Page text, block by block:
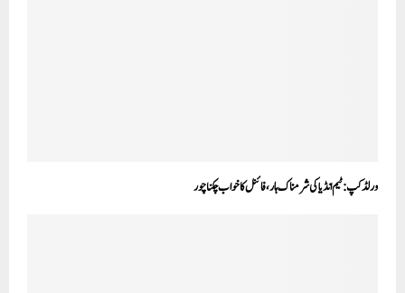
ورلڈ کپ: ٹیم انڈیا کی شرمناک ہار، فائنل کا خواب چکناچور